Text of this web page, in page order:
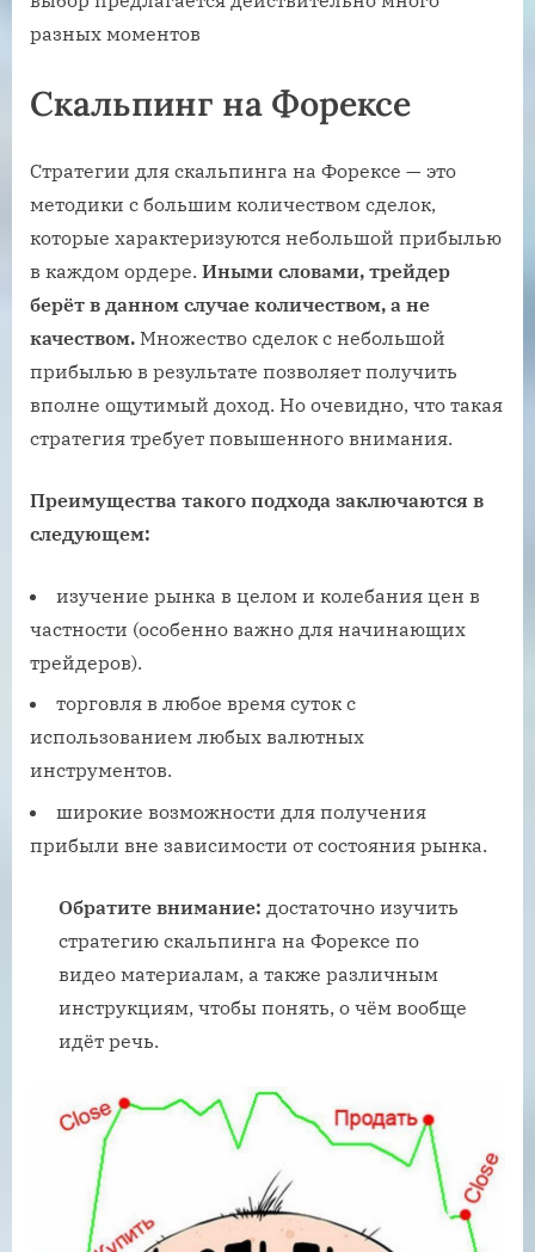
разных моментов
Скальпинг на Форексе
Стратегии для скальпинга на Форексе — это
методики с большим количеством сделок,
которые характеризуются небольшой прибылью
в каждом ордере. Иными словами, трейдер
берёт в данном случае количеством, а не
качеством. Множество сделок с небольшой
прибылью в результате позволяет получить
вполне ощутимый доход. Но очевидно, что такая
стратегия требует повышенного внимания.
Преимущества такого подхода заключаются в
следующем:
изучение рынка в целом и колебания цен в
частности (особенно важно для начинающих
трейдеров).
торговля в любое время суток с
использованием любых валютных
инструментов.
широкие возможности для получения
прибыли вне зависимости от состояния рынка.
Обратите внимание: достаточно изучить
стратегию скальпинга на Форексе по
видео материалам, а также различным
инструкциям, чтобы понять, о чём вообще
идёт речь.